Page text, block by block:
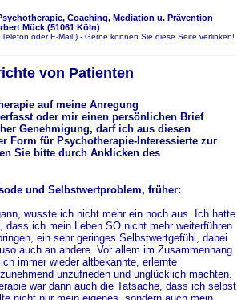
Coaching, Mediation u. Prävention
Mück (51061 Köln)
oder E-Mail!) - Gerne können Sie diese Seite verlinken!
von Patienten
auf meine Anregung
oder mir einen persönlichen Brief
Genehmigung, darf ich aus diesen
Form für Psychotherapie-Interessierte zur
Sie bitte durch Anklicken des
und Selbstwertproblem, früher:
wusste ich nicht mehr ein noch aus. Ich hatte
ich mein Leben SO nicht mehr weiterführen
ein sehr geringes Selbstwertgefühl, dabei
auch an andere. Vor allem im Zusammenhang
immer wieder altbekannte, erlernte
unzufrieden und unglücklich machten.
war dann auch die Tatsache, dass ich selbst